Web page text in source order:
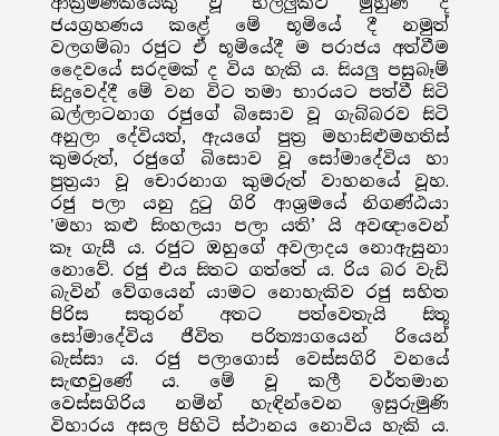
ජයග්‍රහණය කළේ මේ භූමියේ දී නමුත්
වලගම්බා රජුට ඒ භූමියේදී ම පරාජය අත්වීම
දෛවයේ සරදමක් ද විය හැකි ය. සියලු පසුබෑම්
සිදුවෙද්දී මේ වන විට තමා භාරයට පත්වී සිටි
ඛල්ලාටනාග රජුගේ බිසොව වූ ගැබ්බරව සිටි
අනුලා දේවියත්, ඇයගේ පුත්‍ර මහාසිළුමහතිස්
කුමරුත්, රජුගේ බිසොව වූ සෝමාදේවිය හා
පුත්‍රයා වූ චොරනාග කුමරුත් වාහනයේ වූහ.
රජු පලා යනු දුටු ගිරි ආශ්‍රමයේ නිගණ්ඨයා
'මහා කළු සිංහලයා පලා යති’ යි අවඥාවෙන්
කෑ ගැසී ය. රජුට ඔහුගේ අවලාදය නොඇසුනා
නොවේ. රජු එය සිතට ගත්තේ ය. රිය බර වැඩි
බැවින් වේගයෙන් යාමට නොහැකිව රජු සහිත
පිරිස සතුරන් අතට පත්වෙතැයි සිතූ
සෝමාදේවිය ජීවිත පරිත්‍යාගයෙන් රියෙන්
බැස්සා ය. රජු පලාගොස් වෙස්සගිරි වනයේ
සැඟවුණේ ය. මේ වූ කලී වර්තමාන
වෙස්සගිරිය නමින් හැඳින්වෙන ඉසුරුමුණි
විහාරය අසල පිහිටි ස්ථානය නොවිය හැකි ය.